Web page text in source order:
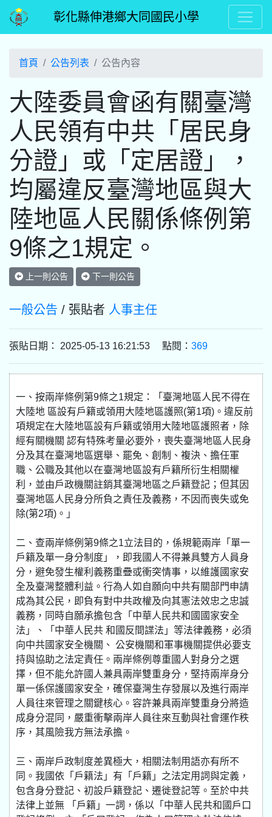
彰化縣伸港鄉大同國民小學
首頁 公告列表 公告內容
大陸委員會函有關臺灣
人民領有中共「居民身
分證」或「定居證」，
均屬違反臺灣地區與大
陸地區人民關係條例第
9條之1規定。
上一則公告 下一則公告
一般公告 / 張貼者 人事主任
張貼日期： 2025-05-13 16:21:53 點閱： 369
一、按兩岸條例第9條之1規定：「臺灣地區人民不得在
大陸地 區設有戶籍或領用大陸地區護照(第1項)。違反前
項規定在大陸地區設有戶籍或領用大陸地區護照者，除
經有關機關 認有特殊考量必要外，喪失臺灣地區人民身
分及其在臺灣地區選舉、罷免、創制、複決、擔任軍
職、公職及其他以在臺灣地區設有戶籍所衍生相關權
利，並由戶政機關註銷其臺灣地區之戶籍登記；但其因
臺灣地區人民身分所負之責任及義務，不因而喪失或免
除(第2項)。」
二、查兩岸條例第9條之1立法目的，係規範兩岸「單一
戶籍及單一身分制度」，即我國人不得兼具雙方人員身
分，避免發生權利義務重疊或衝突情事，以維護國家安
全及臺灣整體利益。行為人如自願向中共有關部門申請
成為其公民，即負有對中共政權及向其憲法效忠之忠誠
義務，同時自願承擔包含「中華人民共和國國家安全
法」、「中華人民共 和國反間諜法」等法律義務，必須
向中共國家安全機關、 公安機關和軍事機關提供必要支
持與協助之法定責任。兩岸條例尊重國人對身分之選
擇，但不能允許國人兼具兩岸雙重身分，堅持兩岸身分
單一係保護國家安全，確保臺灣生存發展以及進行兩岸
人員往來管理之關鍵核心。容許兼具兩岸雙重身分將造
成身分混同，嚴重衝擊兩岸人員往來互動與社會運作秩
序，其風險我方無法承擔。
三、兩岸戶政制度差異極大，相關法制用語亦有所不
同。我國依「戶籍法」有「戶籍」之法定用詞與定義，
包含身分登記、初設戶籍登記、遷徙登記等。至於中共
法律上並無 「戶籍」一詞，係以「中華人民共和國戶口